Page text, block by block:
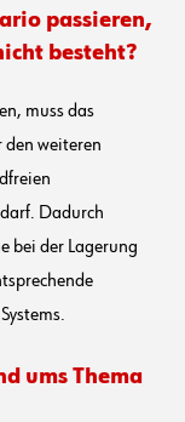
passieren,
besteht?
muss das
den weiteren
Dadurch
bei der Lagerung
ums Thema